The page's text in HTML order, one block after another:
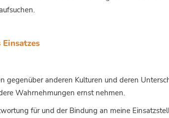
gegenüber anderen Kulturen und deren
Wahrnehmungen ernst nehmen.
für und der Bindung an meine